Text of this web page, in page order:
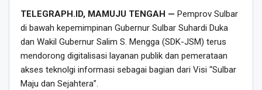
TELEGRAPH.ID, MAMUJU TENGAH — Pemprov Sulbar
di bawah kepemimpinan Gubernur Sulbar Suhardi Duka
dan Wakil Gubernur Salim S. Mengga (SDK-JSM) terus
mendorong digitalisasi layanan publik dan pemerataan
akses teknolgi informasi sebagai bagian dari Visi “Sulbar
Maju dan Sejahtera”.